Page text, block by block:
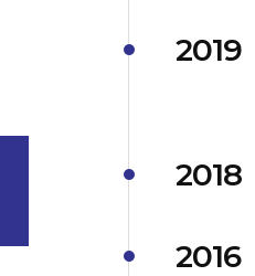
2019
2018
2016